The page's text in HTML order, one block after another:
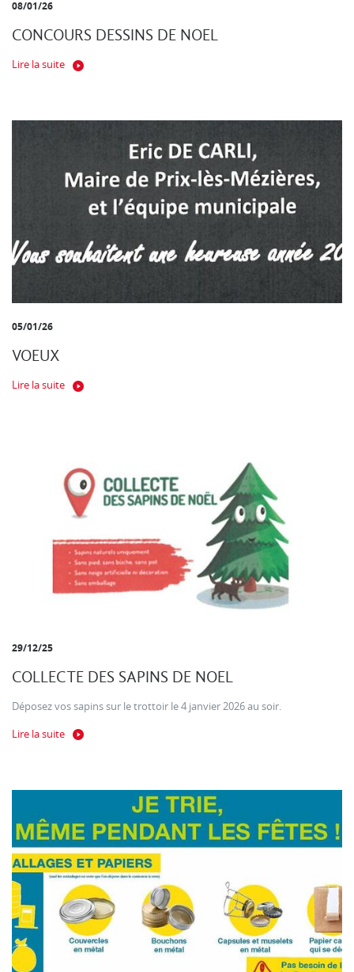
08/01/26
CONCOURS DESSINS DE NOEL
Lire la suite
05/01/26
VOEUX
Lire la suite
29/12/25
COLLECTE DES SAPINS DE NOEL
Déposez vos sapins sur le trottoir le 4 janvier 2026 au soir.
Lire la suite